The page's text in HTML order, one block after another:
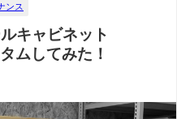
ンス
キャビネット
ムしてみた！